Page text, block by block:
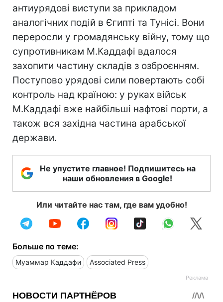
антиурядові виступи за прикладом
аналогічних подій в Єгипті та Тунісі. Вони
переросли у громадянську війну, тому що
супротивникам М.Каддафі вдалося
захопити частину складів з озброєнням.
Поступово урядові сили повертають собі
контроль над країною: у руках військ
М.Каддафі вже найбільші нафтові порти, а
також вся західна частина арабської
держави.
Не упустите главное! Подпишитесь на
наши обновления в Google!
Или читайте нас там, где вам удобно!
Больше по теме:
Муаммар Каддафи Associated Press